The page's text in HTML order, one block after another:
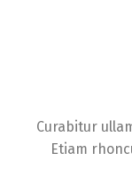
Curabitur
Etiam